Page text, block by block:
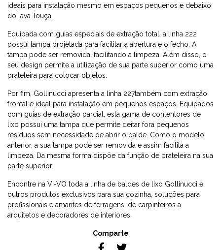
ideais para instalação mesmo em espaços pequenos e debaixo
do lava-louça.
Equipada com guias especiais de extração total, a linha 222
possui tampa projetada para facilitar a abertura e o fecho. A
tampa pode ser removida, facilitando a limpeza. Além disso, o
seu design permite a utilização de sua parte superior como uma
prateleira para colocar objetos.
Por fim, Gollinucci apresenta a linha 227também com extração
frontal e ideal para instalação em pequenos espaços. Equipados
com guias de extração parcial, esta gama de contentores de
lixo possui uma tampa que permite deitar fora pequenos
resíduos sem necessidade de abrir o balde. Como o modelo
anterior, a sua tampa pode ser removida e assim facilita a
limpeza. Da mesma forma dispõe da função de prateleira na sua
parte superior.
Encontre na VI-VO toda a linha de baldes de lixo Gollinucci e
outros produtos exclusivos para sua cozinha, soluções para
profissionais e amantes de ferragens, de carpinteiros a
arquitetos e decoradores de interiores.
Comparte